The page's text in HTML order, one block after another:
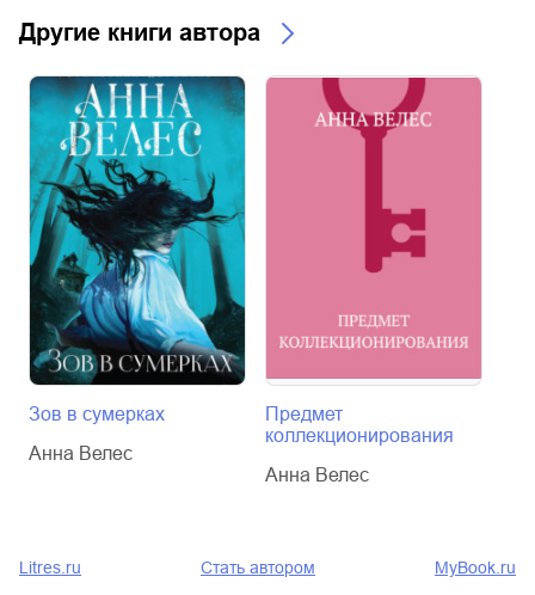
Другие книги автора
Зов в сумерках
Анна Велес
Предмет
коллекционирования
Анна Велес
Litres.ru Стать автором MyBook.ru